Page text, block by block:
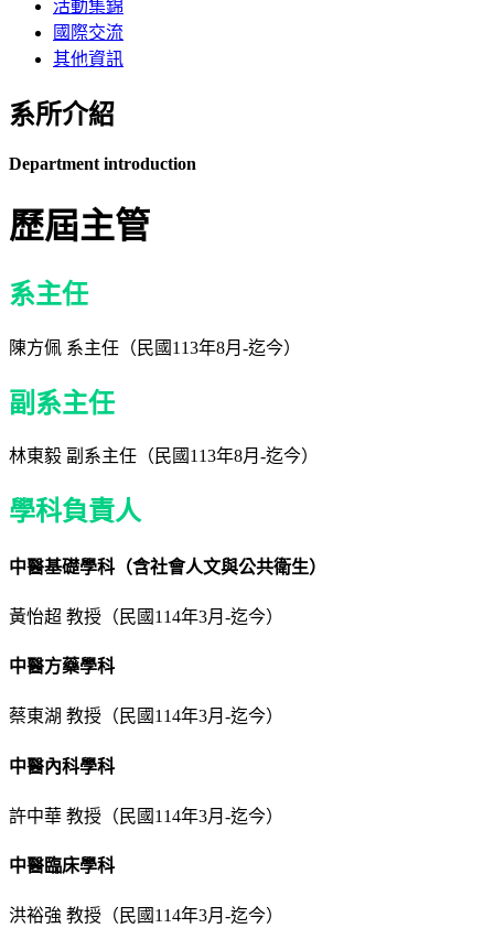
活動集錦
國際交流
其他資訊
系所介紹
Department introduction
歷屆主管
系主任
陳方佩 系主任（民國113年8月-迄今）
副系主任
林東毅 副系主任（民國113年8月-迄今）
學科負責人
中醫基礎學科（含社會人文與公共衛生）
黃怡超 教授（民國114年3月-迄今）
中醫方藥學科
蔡東湖 教授（民國114年3月-迄今）
中醫內科學科
許中華 教授（民國114年3月-迄今）
中醫臨床學科
洪裕強 教授（民國114年3月-迄今）